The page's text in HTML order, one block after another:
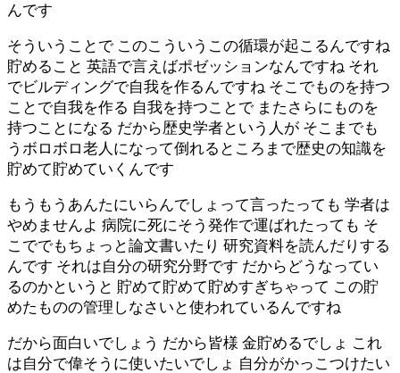
んです
そういうことで このこういうこの循環が起こるんですね
貯めること 英語で言えばポゼッションなんですね それ
でビルディングで自我を作るんですね そこでものを持つ
ことで自我を作る 自我を持つことで またさらにものを
持つことになる だから歴史学者という人が そこまでも
うボロボロ老人になって倒れるところまで歴史の知識を
貯めて貯めていくんです
もうもうあんたにいらんでしょって言ったっても 学者は
やめませんよ 病院に死にそう発作で運ばれたっても そ
こででもちょっと論文書いたり 研究資料を読んだりする
んです それは自分の研究分野です だからどうなってい
るのかというと 貯めて貯めて貯めすぎちゃって この貯
めたものの管理しなさいと使われているんですね
だから面白いでしょう だから皆様 金貯めるでしょ これ
は自分で偉そうに使いたいでしょ 自分がかっこつけたい